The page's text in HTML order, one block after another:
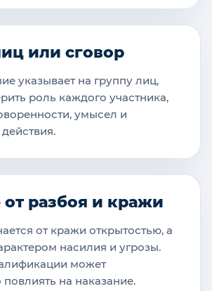
или сговор
указывает на группу лиц,
роль каждого участника,
умысел и
разбоя и кражи
от кражи открытостью, а
насилия и угрозы.
может
на наказание.